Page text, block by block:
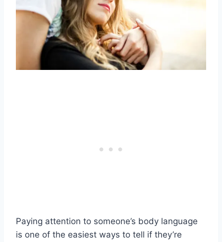
Paying attention to someone’s body language
is one of the easiest ways to tell if they’re